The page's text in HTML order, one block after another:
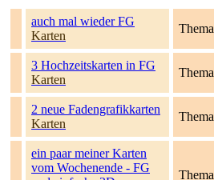
auch mal wieder FG
Karten
Thema
3 Hochzeitskarten in FG
Karten
Thema
2 neue Fadengrafikkarten
Karten
Thema
ein paar meiner Karten
vom Wochenende - FG
Thema